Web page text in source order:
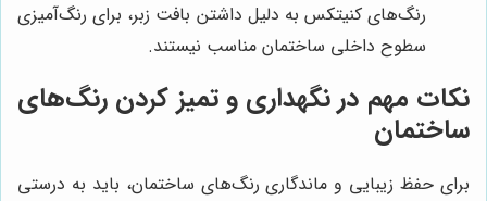
رنگ‌های کنیتکس به دلیل داشتن بافت زبر، برای رنگ‌آمیزی
سطوح داخلی ساختمان مناسب نیستند.
نکات مهم در نگهداری و تمیز کردن رنگ‌های
ساختمان
برای حفظ زیبایی و ماندگاری رنگ‌های ساختمان، باید به درستی